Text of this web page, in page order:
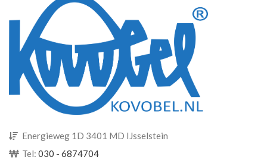
Offertes zijn geheel vrijblijvend
uiteraard.
Energieweg 1D 3401 MD IJsselstein
Tel: 030 - 6874704